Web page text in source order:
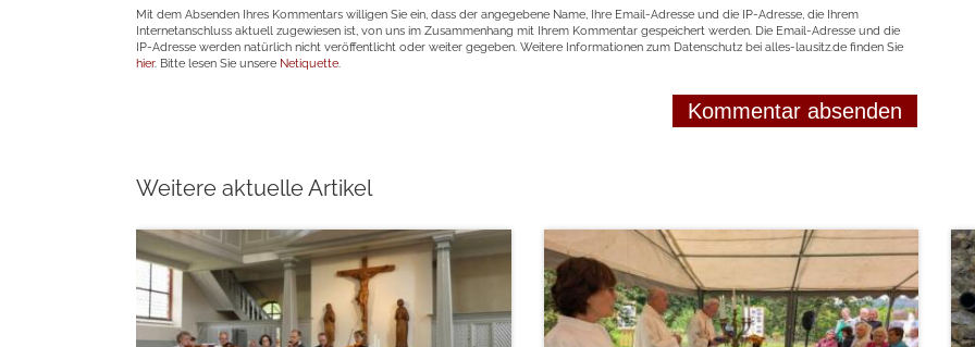
Mit dem Absenden Ihres Kommentars willigen Sie ein, dass der angegebene Name, Ihre Email-Adresse und die IP-Adresse, die Ihrem
Internetanschluss aktuell zugewiesen ist, von uns im Zusammenhang mit Ihrem Kommentar gespeichert werden. Die Email-Adresse und die
IP-Adresse werden natürlich nicht veröffentlicht oder weiter gegeben. Weitere Informationen zum Datenschutz bei alles-lausitz.de finden Sie
hier. Bitte lesen Sie unsere Netiquette.
Weitere aktuelle Artikel
weiterlesen weiterlesen